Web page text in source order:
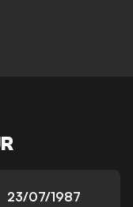
23/07/1987